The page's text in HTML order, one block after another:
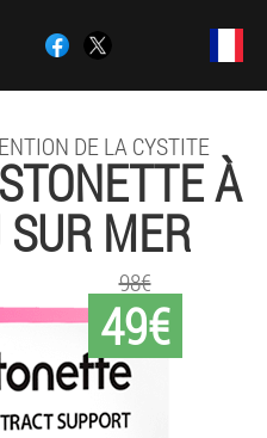
DE LA CYSTITE
À
MER
49€
98€